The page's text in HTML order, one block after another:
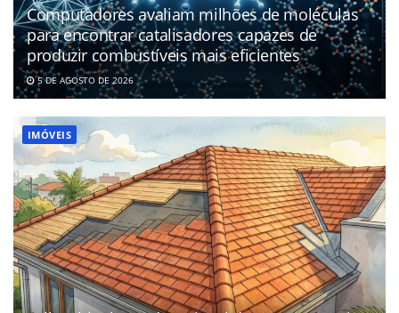
Computadores avaliam milhões de moléculas
para encontrar catalisadores capazes de
produzir combustíveis mais eficientes
5 DE AGOSTO DE 2026
IMÓVEIS